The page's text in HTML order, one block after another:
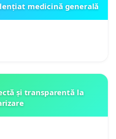
medicină generală
și transparentă la